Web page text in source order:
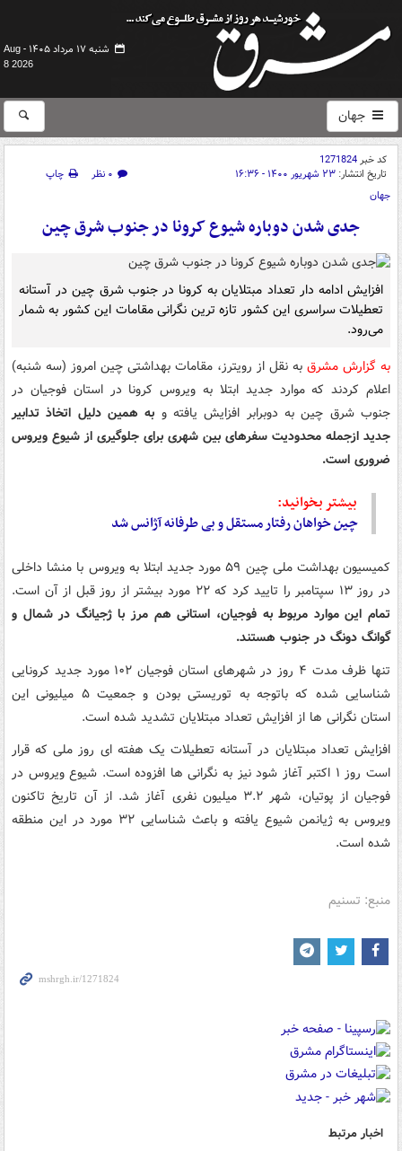
شنبه ۱۷ مرداد ۱۴۰۵ -
Aug
8 2026
جهان
کد خبر1271824
تاریخ انتشار: ۲۳ شهریور ۱۴۰۰ - ۱۶:۳۶ ۰ نظر
چاپ
جهان
جدی شدن دوباره شیوع کرونا در جنوب شرق چین
افزایش ادامه دار تعداد مبتلایان به کرونا در جنوب شرق چین در آستانه
تعطیلات سراسری این کشور تازه ترین نگرانی مقامات این کشور به شمار
می‌رود.
به گزارش مشرق به نقل از رویترز، مقامات بهداشتی چین امروز (سه شنبه)
اعلام کردند که موارد جدید ابتلا به ویروس کرونا در استان فوجیان در
جنوب شرق چین به دوبرابر افزایش یافته و به همین دلیل اتخاذ تدابیر
جدید ازجمله محدودیت سفرهای بین شهری برای جلوگیری از شیوع ویروس
ضروری است.
بیشتر بخوانید:
چینخواهان رفتار مستقل و بی طرفانه آژانس شد
کمیسیون بهداشت ملی چین ۵۹ مورد جدید ابتلا به ویروس با منشا داخلی
در روز ۱۳ سپتامبر را تایید کرد که ۲۲ مورد بیشتر از روز قبل از آن است.
تمام این موارد مربوط به فوجیان، استانی هم مرز با ژجیانگ در شمال و
گوانگ دونگ در جنوب هستند.
تنها ظرف مدت ۴ روز در شهرهای استان فوجیان ۱۰۲ مورد جدید کرونایی
شناسایی شده که باتوجه به توریستی بودن و جمعیت ۵ میلیونی این
استان نگرانی ها از افزایش تعداد مبتلایان تشدید شده است.
افزایش تعداد مبتلایان در آستانه تعطیلات یک هفته ای روز ملی که قرار
است روز ۱ اکتبر آغاز شود نیز به نگرانی ها افزوده است. شیوع ویروس در
فوجیان از پوتیان، شهر ۳.۲ میلیون نفری آغاز شد. از آن تاریخ تاکنون
ویروس به ژیانمن شیوع یافته و باعث شناسایی ۳۲ مورد در این منطقه
شده است.
منبع: تسنیم
اخبار مرتبط